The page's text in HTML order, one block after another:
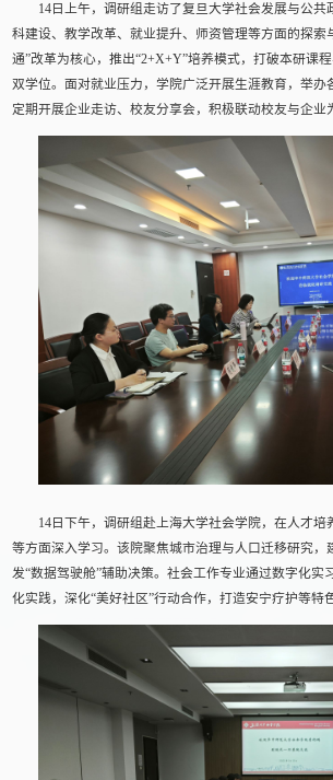
14日上午，调研组走访了复旦大学社会发展与公共
科建设、教学改革、就业提升、师资管理等方面的探索
通”改革为核心，推出“2+X+Y”培养模式，打破本研课
双学位。面对就业压力，学院广泛开展生涯教育，举办
定期开展企业走访、校友分享会，积极联动校友与企业
14日下午，调研组赴上海大学社会学院，在人才培
等方面深入学习。该院聚焦城市治理与人口迁移研究，
发“数据驾驶舱”辅助决策。社会工作专业通过数字化实
化实践，深化“美好社区”行动合作，打造安宁疗护等特